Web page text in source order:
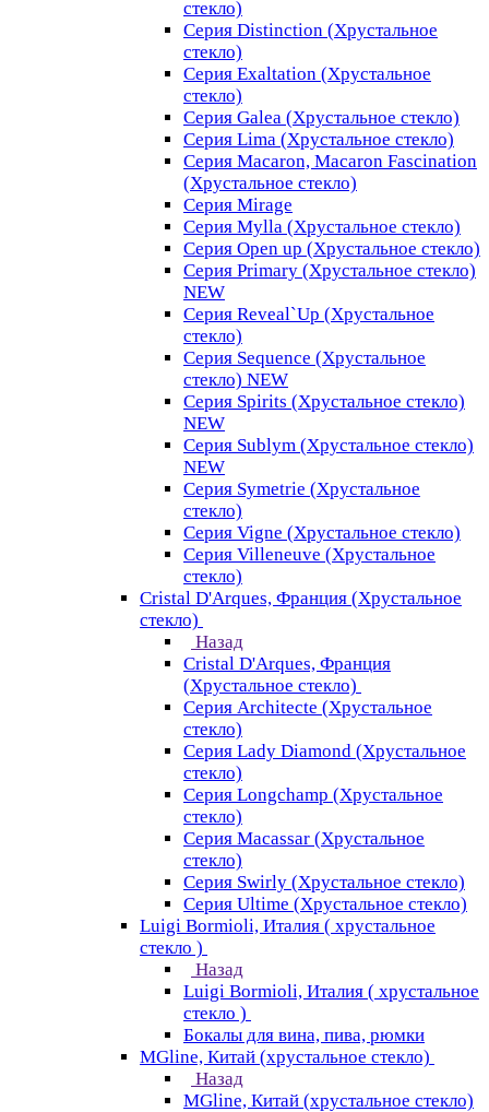
стекло)
Серия Distinction (Хрустальное
стекло)
Серия Exaltation (Хрустальное
стекло)
Серия Galea (Хрустальное стекло)
Серия Lima (Хрустальное стекло)
Серия Macaron, Macaron Fascination
(Хрустальное стекло)
Серия Mirage
Серия Mylla (Хрустальное стекло)
Серия Open up (Хрустальное стекло)
Серия Primary (Хрустальное стекло)
NEW
Серия Reveal`Up (Хрустальное
стекло)
Серия Sequence (Хрустальное
стекло) NEW
Серия Spirits (Хрустальное стекло)
NEW
Серия Sublym (Хрустальное стекло)
NEW
Серия Symetrie (Хрустальное
стекло)
Серия Vigne (Хрустальное стекло)
Серия Villeneuve (Хрустальное
стекло)
Cristal D'Arques, Франция (Хрустальное
стекло)
Назад
Cristal D'Arques, Франция
(Хрустальное стекло)
Серия Architecte (Хрустальное
стекло)
Серия Lady Diamond (Хрустальное
стекло)
Серия Longchamp (Хрустальное
стекло)
Серия Macassar (Хрустальное
стекло)
Серия Swirly (Хрустальное стекло)
Серия Ultime (Хрустальное стекло)
Luigi Bormioli, Италия ( хрустальное
стекло )
Назад
Luigi Bormioli, Италия ( хрустальное
стекло )
Бокалы для вина, пива, рюмки
MGline, Китай (хрустальное стекло)
Назад
MGline, Китай (хрустальное стекло)